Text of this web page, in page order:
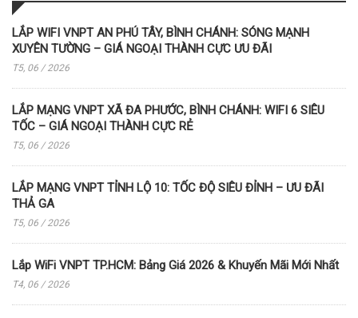
LẮP WIFI VNPT AN PHÚ TÂY, BÌNH CHÁNH: SÓNG MẠNH
XUYÊN TƯỜNG – GIÁ NGOẠI THÀNH CỰC ƯU ĐÃI
T5, 06 / 2026
LẮP MẠNG VNPT XÃ ĐA PHƯỚC, BÌNH CHÁNH: WIFI 6 SIÊU
TỐC – GIÁ NGOẠI THÀNH CỰC RẺ
T5, 06 / 2026
LẮP MẠNG VNPT TỈNH LỘ 10: TỐC ĐỘ SIÊU ĐỈNH – ƯU ĐÃI
THẢ GA
T5, 06 / 2026
Lắp WiFi VNPT TP.HCM: Bảng Giá 2026 & Khuyến Mãi Mới Nhất
T4, 06 / 2026